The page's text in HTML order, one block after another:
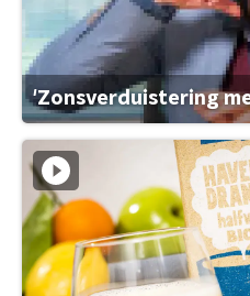
'Zonsverduistering